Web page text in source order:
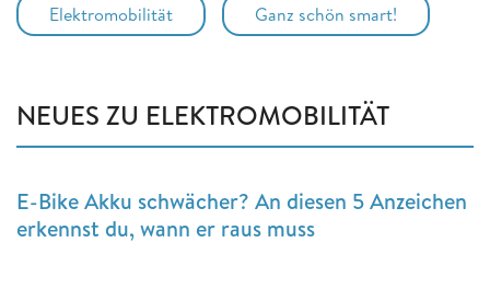
Elektromobilität Ganz schön smart!
NEUES ZU ELEKTROMOBILITÄT
E-Bike Akku schwächer? An diesen 5 Anzeichen
erkennst du, wann er raus muss